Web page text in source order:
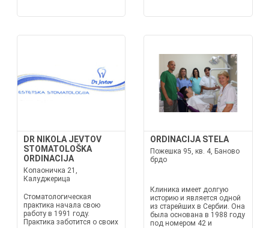
DR NIKOLA JEVTOV
STOMATOLOŠKA
ORDINACIJA
Копаоничка 21,
Калуджерица
Стоматологическая
практика начала свою
работу в 1991 году.
Практика заботится о своих
ORDINACIJA STELA
Пожешка 95, кв. 4, Баново
брдо
Клиника имеет долгую
историю и является одной
из старейших в Сербии. Она
была основана в 1988 году
под номером 42 и